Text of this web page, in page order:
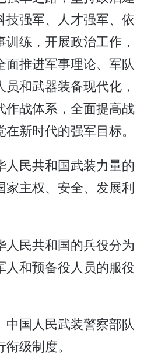
技强军、人才强军、依
练，开展政治工作，
面推进军事理论、军队
和武器装备现代化，
作战体系，全面提高战
新时代的强军目标。
民共和国武装力量的
家主权、安全、发展利
民共和国的兵役分为
人和预备役人员的服役
中国人民武装警察部队
级制度。